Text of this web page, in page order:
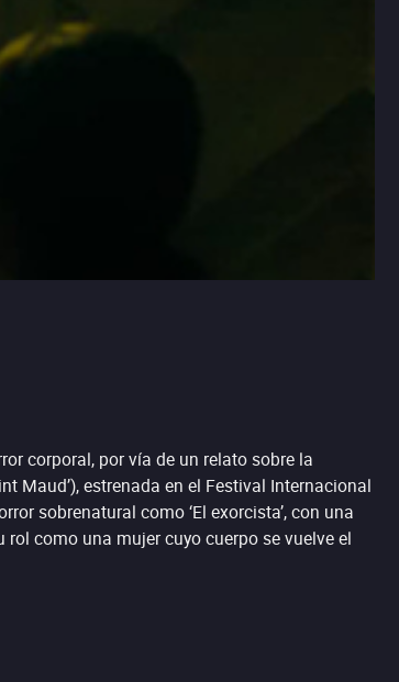
corporal, por vía de un relato sobre la
Maud’), estrenada en el Festival Internacional
sobrenatural como ‘El exorcista’, con una
como una mujer cuyo cuerpo se vuelve el